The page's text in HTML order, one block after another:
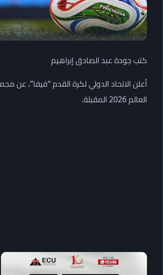
كتب جودة عبد الصادق إبراهيم
أعلن الاتحاد الدولي لكرة القدم “فيفا”، عن
العالم 2026 المقبلة.